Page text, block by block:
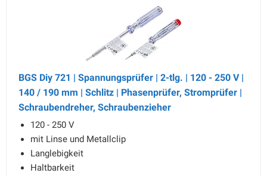
BGS Diy 721 | Spannungsprüfer | 2-tlg. | 120 - 250 V |
140 / 190 mm | Schlitz | Phasenprüfer, Stromprüfer |
Schraubendreher, Schraubenzieher
120 - 250 V
mit Linse und Metallclip
Langlebigkeit
Haltbarkeit